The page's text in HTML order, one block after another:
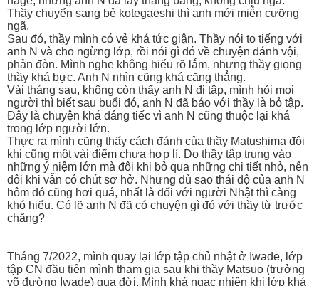
Thầy chuyển sang bẻ kotegaeshi thì anh mới miễn cưỡng
ngã.
Sau đó, thầy mình có vẻ khá tức giận. Thầy nói to tiếng với
anh N và cho ngừng lớp, rồi nói gì đó về chuyện đánh vội,
phản đòn. Mình nghe không hiểu rõ lắm, nhưng thầy giọng
thầy khá bực. Anh N nhìn cũng khá căng thẳng.
Vài tháng sau, không còn thấy anh N đi tập, mình hỏi mọi
người thì biết sau buổi đó, anh N đã báo với thầy là bỏ tập.
Đây là chuyện khá đáng tiếc vì anh N cũng thuộc lại khá
trong lớp người lớn.
Thực ra mình cũng thấy cách đánh của thầy Matushima đôi
khi cũng một vài điểm chưa hợp lí. Do thầy tập trung vào
những ý niệm lớn mà đôi khi bỏ qua những chi tiết nhỏ, nên
đôi khi vẫn có chút sơ hở. Nhưng dù sao thái độ của anh N
hôm đó cũng hơi quá, nhất là đối với người Nhật thì càng
khó hiểu. Có lẽ anh N đã có chuyện gì đó với thầy từ trước
chăng?
Tháng 7/2022, mình quay lại lớp tập chủ nhật ở Iwade, lớp
tập CN đầu tiên mình tham gia sau khi thầy Matsuo (trưởng
võ đường Iwade) qua đời. Mình khá ngạc nhiên khi lớp khá